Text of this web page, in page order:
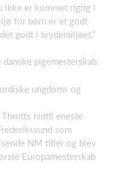
ikke er kommet rigtig i
for børn er et godt
godt i brydemiljøet.”
pigemesterskab.
ungdoms og
Throtts hidtil eneste
som
NM titler og blev
Europamesterskab